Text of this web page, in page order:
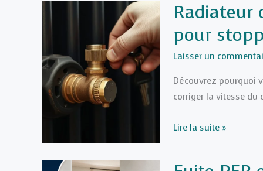
:
4
erreurs
de
pose
à
Radiateur
pour
Laisser un
Découvrez pourquoi
corriger la vitesse du
Radiateur
Lire la suite »